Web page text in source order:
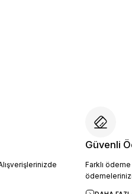
Güvenli
Farklı